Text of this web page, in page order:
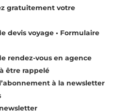
gratuitement votre
devis voyage • Formulaire
rendez-vous en agence
être rappelé
à la newsletter